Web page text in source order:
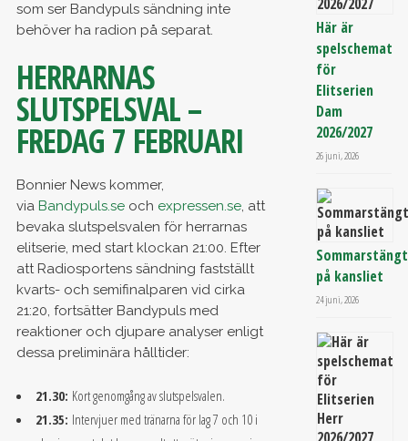
som ser Bandypuls sändning inte
behöver ha radion på separat.
HERRARNAS
SLUTSPELSVAL –
FREDAG 7 FEBRUARI
Bonnier News kommer,
via Bandypuls.seoch expressen.se, att
bevaka slutspelsvalen för herrarnas
elitserie, med start klockan 21:00. Efter
att Radiosportens sändning fastställt
kvarts- och semifinalparen vid cirka
21:20, fortsätter Bandypuls med
reaktioner och djupare analyser enligt
dessa preliminära hålltider:
21.30: Kort genomgång av slutspelsvalen.
21.35: Intervjuer med tränarna för lag 7 och 10 i
Här är
spelschemat
för
Elitserien
Dam
2026/2027
26 juni, 2026
Sommarstängt
på kansliet
24 juni, 2026